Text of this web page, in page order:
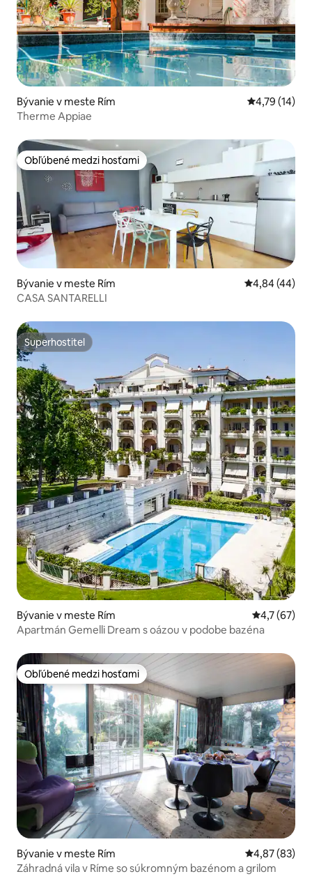
Bývanie v meste Rím Priemerné
4,79 (14)
Therme Appiae
Obľúbené medzi hosťami
Obľúbené medzi hosťami
Bývanie v meste Rím Priemerné
4,84 (44)
CASA SANTARELLI
Superhostiteľ
Superhostiteľ
Bývanie v meste Rím Priemerné
4,7 (67)
Apartmán Gemelli Dream s oázou v podobe bazéna
Obľúbené medzi hosťami
Obľúbené medzi hosťami
Bývanie v meste Rím Priemerné
4,87 (83)
Záhradná vila v Ríme so súkromným bazénom a grilom